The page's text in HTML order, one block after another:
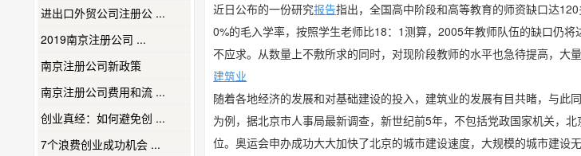
进出口外贸公司注册公 ...
2019南京注册公司 ...
南京注册公司新政策
南京注册公司费用和流 ...
创业真经：如何避免创 ...
7个浪费创业成功机会 ...
近日公布的一份研究报告指出，全国高中阶段和高等教育的师资缺口达
0%的毛入学率，按照学生老师比18：1测算，2005年教师队伍的缺口仍
不应求。从数量上不敷所求的同时，对现阶段教师的水平也急待提高，大
建筑业
随着各地经济的发展和对基础建设的投入，建筑业的发展有目共睹，与此
为例，据北京市人事局最新调查，新世纪前5年，不包括党政国家机关，北
位。奥运会申办成功大大加快了北京的城市建设速度，大规模的城市建设无